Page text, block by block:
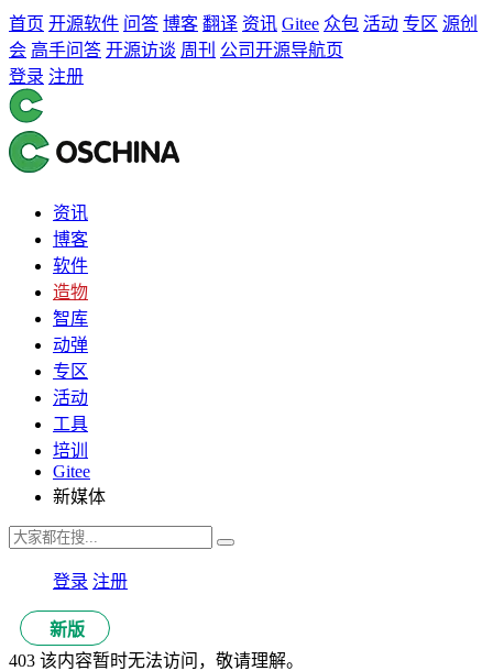
首页 开源软件 问答 博客 翻译 资讯 Gitee 众包 活动 专区 源创
会 高手问答 开源访谈 周刊 公司开源导航页
登录 注册
资讯
博客
软件
造物
智库
动弹
专区
活动
工具
培训
Gitee
新媒体
登录 注册
新版
403 该内容暂时无法访问，敬请理解。